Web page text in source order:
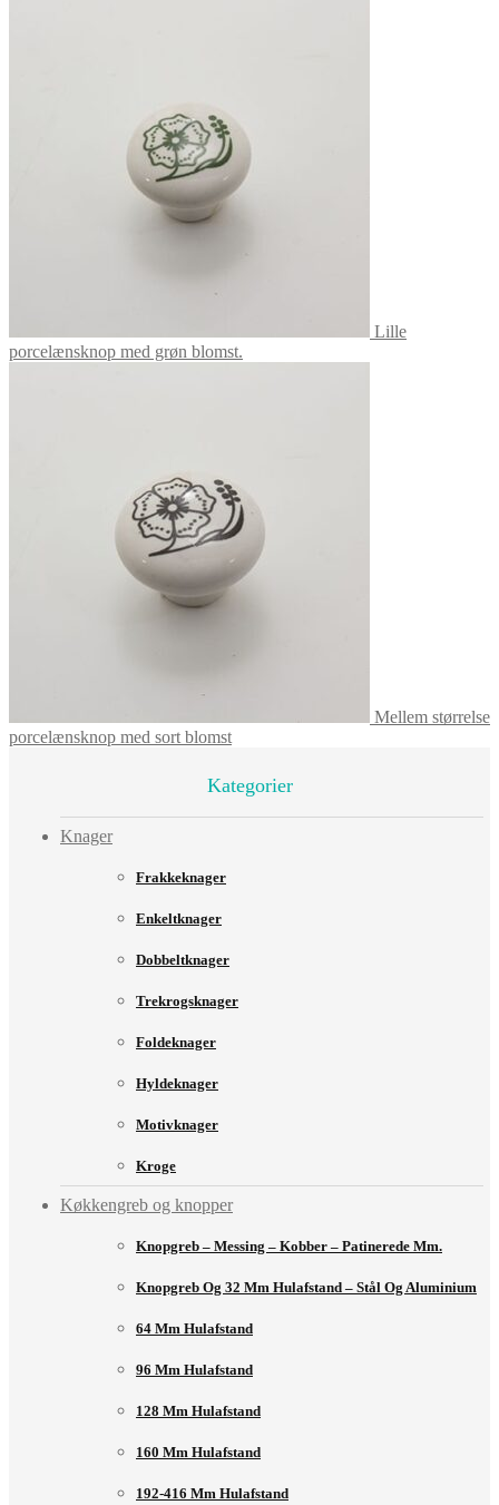
Lille
porcelænsknop med grøn blomst.
Mellem størrelse
porcelænsknop med sort blomst
Kategorier
Knager
Frakkeknager
Enkeltknager
Dobbeltknager
Trekrogsknager
Foldeknager
Hyldeknager
Motivknager
Kroge
Køkkengreb og knopper
Knopgreb – Messing – Kobber – Patinerede Mm.
Knopgreb Og 32 Mm Hulafstand – Stål Og Aluminium
64 Mm Hulafstand
96 Mm Hulafstand
128 Mm Hulafstand
160 Mm Hulafstand
192-416 Mm Hulafstand